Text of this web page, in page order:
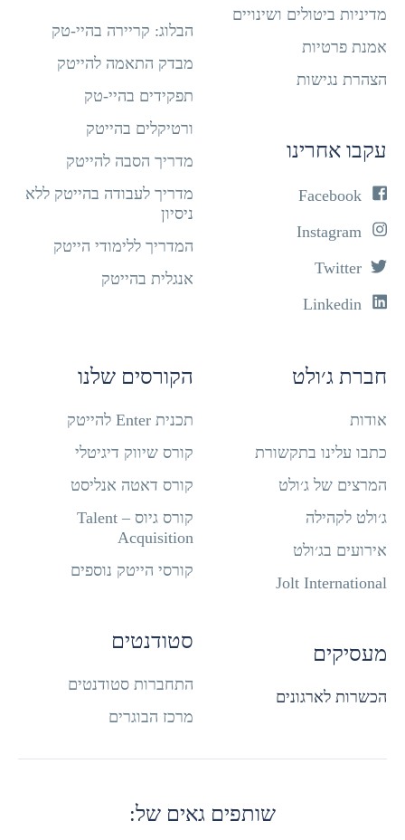
מדיניות ביטולים ושינויים
אמנת פרטיות
הצהרת נגישות
עקבו אחרינו
הבלוג: קריירה בהיי-טק
מבדק התאמה להייטק
תפקידים בהיי-טק
ורטיקלים בהייטק
מדריך הסבה להייטק
מדריך לעבודה בהייטק ללא
ניסיון
המדריך ללימודי הייטק
אנגלית בהייטק
חברת ג׳ולט
אודות
כתבו עלינו בתקשורת
המרצים של ג׳ולט
ג׳ולט לקהילה
אירועים בג׳ולט
Jolt International
מעסיקים
הכשרות לארגונים
הקורסים שלנו
תכנית Enter להייטק
קורס שיווק דיגיטלי
קורס דאטה אנליסט
קורס גיוס – Talent
Acquisition
קורסי הייטק נוספים
סטודנטים
התחברות סטודנטים
מרכז הבוגרים
שותפים גאים של: